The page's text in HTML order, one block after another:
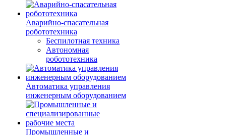
Аварийно-спасательная
робототехника
Беспилотная техника
Автономная
робототехника
Автоматика управления
инженерным оборудованием
Промышленные и